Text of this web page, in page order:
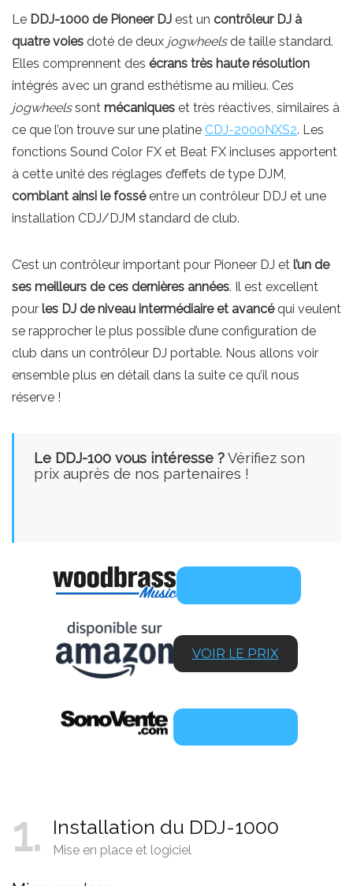
Le DDJ-1000 de Pioneer DJ est un contrôleur DJ à
quatre voies doté de deux jogwheelsde taille standard.
Elles comprennent des écrans très haute résolution
intégrés avec un grand esthétisme au milieu. Ces
jogwheelssont mécaniques et très réactives, similaires à
ce que l’on trouve sur une platine CDJ-2000NXS2. Les
fonctions Sound Color FX et Beat FX incluses apportent
à cette unité des réglages d’effets de type DJM,
comblant ainsi le fosséentre un contrôleur DDJ et une
installation CDJ/DJM standard de club.
C’est un contrôleur important pour Pioneer DJ et l’un de
ses meilleurs de ces dernières années. Il est excellent
pour les DJ de niveau intermédiaire et avancéqui veulent
se rapprocher le plus possible d’une configuration de
club dans un contrôleur DJ portable. Nous allons voir
ensemble plus en détail dans la suite ce qu’il nous
réserve !
Le DDJ-100 vous intéresse ?Vérifiez son
prix auprès de nos partenaires !
VOIR LE PRIX
1 Installation du DDJ-1000
Mise en place et logiciel